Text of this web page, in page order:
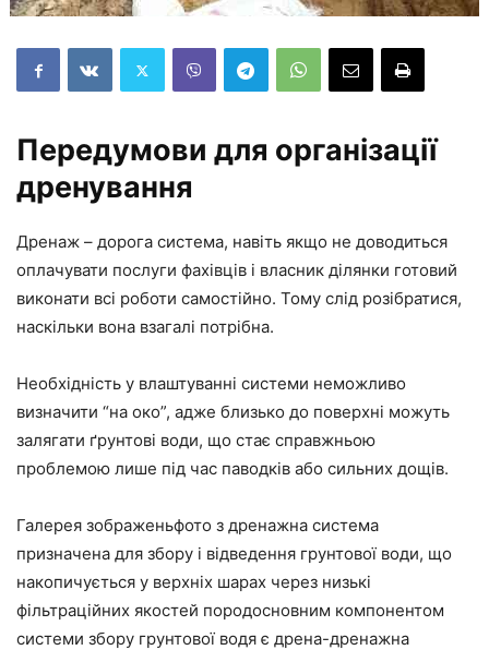
Передумови для організації
дренування
Дренаж – дорога система, навіть якщо не доводиться
оплачувати послуги фахівців і власник ділянки готовий
виконати всі роботи самостійно. Тому слід розібратися,
наскільки вона взагалі потрібна.
Необхідність у влаштуванні системи неможливо
визначити “на око”, адже близько до поверхні можуть
залягати ґрунтові води, що стає справжньою
проблемою лише під час паводків або сильних дощів.
Галерея зображеньфото з дренажна система
призначена для збору і відведення грунтової води, що
накопичується у верхніх шарах через низькі
фільтраційних якостей породосновним компонентом
системи збору грунтової водя є дрена-дренажна